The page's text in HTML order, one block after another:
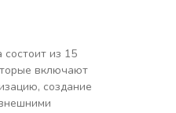
из 15
включают
создание